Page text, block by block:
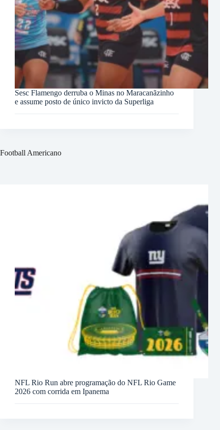
Sesc Flamengo derruba o Minas no Maracanãzinho
e assume posto de único invicto da Superliga
Football Americano
NFL Rio Run abre programação do NFL Rio Game
2026 com corrida em Ipanema